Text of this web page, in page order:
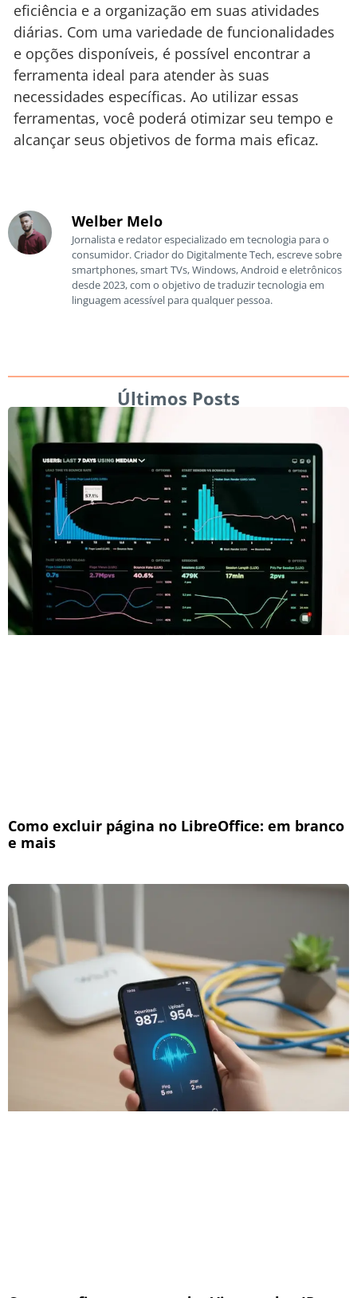
eficiência e a organização em suas atividades
diárias. Com uma variedade de funcionalidades
e opções disponíveis, é possível encontrar a
ferramenta ideal para atender às suas
necessidades específicas. Ao utilizar essas
ferramentas, você poderá otimizar seu tempo e
alcançar seus objetivos de forma mais eficaz.
Welber Melo
Jornalista e redator especializado em tecnologia para o
consumidor. Criador do Digitalmente Tech, escreve sobre
smartphones, smart TVs, Windows, Android e eletrônicos
desde 2023, com o objetivo de traduzir tecnologia em
linguagem acessível para qualquer pessoa.
Últimos Posts
Como excluir página no LibreOffice: em branco
e mais